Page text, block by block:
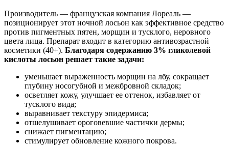
Производитель — французская компания Лореаль —
позиционирует этот ночной лосьон как эффективное средство
против пигментных пятен, морщин и тусклого, неровного
цвета лица. Препарат входит в категорию антивозрастной
косметики (40+). Благодаря содержанию 3% гликолевой
кислоты лосьон решает такие задачи:
уменьшает выраженность морщин на лбу, сокращает
глубину носогубной и межбровной складок;
осветляет кожу, улучшает ее оттенок, избавляет от
тусклого вида;
выравнивает текстуру эпидермиса;
отшелушивает ороговевшие частички дермы;
снижает пигментацию;
стимулирует обновление кожного покрова.